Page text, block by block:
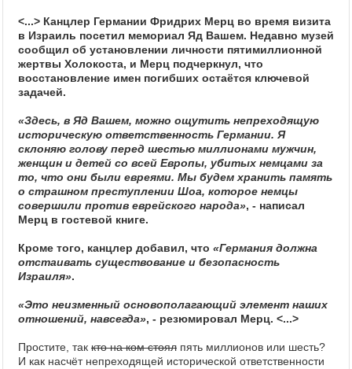
<...> Канцлер Германии Фридрих Мерц во время визита
в Израиль посетил мемориал Яд Вашем. Недавно музей
сообщил об установлении личности пятимиллионной
жертвы Холокоста, и Мерц подчеркнул, что
восстановление имен погибших остаётся ключевой
задачей.
«Здесь, в Яд Вашем, можно ощутить непреходящую
историческую ответственность Германии. Я
склоняю голову перед шестью миллионами мужчин,
женщин и детей со всей Европы, убитых немцами за
то, что они были евреями. Мы будем хранить память
о страшном преступлении Шоа, которое немцы
совершили против еврейского народа», - написал
Мерц в гостевой книге.
Кроме того, канцлер добавил, что «Германия должна
отстаивать существование и безопасность
Израиля».
«Это неизменный основополагающий элемент наших
отношений, навсегда», - резюмировал Мерц. <...>
Простите, так кто на ком стоял пять миллионов или шесть?
И как насчёт непреходящей исторической ответственности